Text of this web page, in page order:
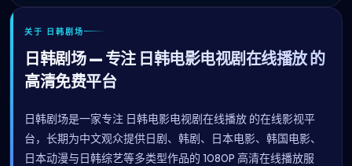
关于 日韩剧场
日韩剧场 — 专注 日韩电影电视剧在线播放 的
高清免费平台
日韩剧场是一家专注 日韩电影电视剧在线播放 的在线影视平
台，长期为中文观众提供日剧、韩剧、日本电影、韩国电影、
日本动漫与日韩综艺等多类型作品的 1080P 高清在线播放服